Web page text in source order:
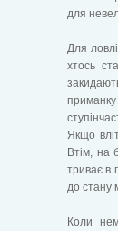
для
Для
хтось
приманку
Якщо
Втім, на
триває в
до стану
Коли